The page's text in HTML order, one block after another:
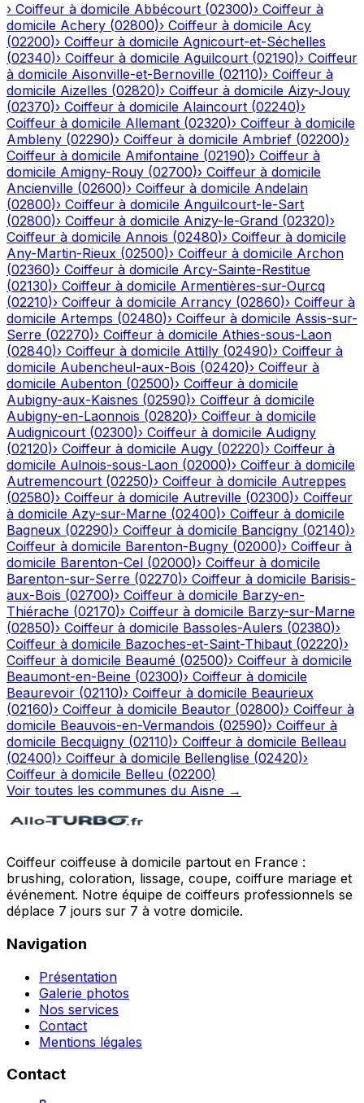
› Coiffeur à domicile Abbécourt (02300)› Coiffeur à
domicile Achery (02800)› Coiffeur à domicile Acy
(02200)› Coiffeur à domicile Agnicourt-et-Séchelles
(02340)› Coiffeur à domicile Aguilcourt (02190)› Coiffeur
à domicile Aisonville-et-Bernoville (02110)› Coiffeur à
domicile Aizelles (02820)› Coiffeur à domicile Aizy-Jouy
(02370)› Coiffeur à domicile Alaincourt (02240)›
Coiffeur à domicile Allemant (02320)› Coiffeur à domicile
Ambleny (02290)› Coiffeur à domicile Ambrief (02200)›
Coiffeur à domicile Amifontaine (02190)› Coiffeur à
domicile Amigny-Rouy (02700)› Coiffeur à domicile
Ancienville (02600)› Coiffeur à domicile Andelain
(02800)› Coiffeur à domicile Anguilcourt-le-Sart
(02800)› Coiffeur à domicile Anizy-le-Grand (02320)›
Coiffeur à domicile Annois (02480)› Coiffeur à domicile
Any-Martin-Rieux (02500)› Coiffeur à domicile Archon
(02360)› Coiffeur à domicile Arcy-Sainte-Restitue
(02130)› Coiffeur à domicile Armentières-sur-Ourcq
(02210)› Coiffeur à domicile Arrancy (02860)› Coiffeur à
domicile Artemps (02480)› Coiffeur à domicile Assis-sur-
Serre (02270)› Coiffeur à domicile Athies-sous-Laon
(02840)› Coiffeur à domicile Attilly (02490)› Coiffeur à
domicile Aubencheul-aux-Bois (02420)› Coiffeur à
domicile Aubenton (02500)› Coiffeur à domicile
Aubigny-aux-Kaisnes (02590)› Coiffeur à domicile
Aubigny-en-Laonnois (02820)› Coiffeur à domicile
Audignicourt (02300)› Coiffeur à domicile Audigny
(02120)› Coiffeur à domicile Augy (02220)› Coiffeur à
domicile Aulnois-sous-Laon (02000)› Coiffeur à domicile
Autremencourt (02250)› Coiffeur à domicile Autreppes
(02580)› Coiffeur à domicile Autreville (02300)› Coiffeur
à domicile Azy-sur-Marne (02400)› Coiffeur à domicile
Bagneux (02290)› Coiffeur à domicile Bancigny (02140)›
Coiffeur à domicile Barenton-Bugny (02000)› Coiffeur à
domicile Barenton-Cel (02000)› Coiffeur à domicile
Barenton-sur-Serre (02270)› Coiffeur à domicile Barisis-
aux-Bois (02700)› Coiffeur à domicile Barzy-en-
Thiérache (02170)› Coiffeur à domicile Barzy-sur-Marne
(02850)› Coiffeur à domicile Bassoles-Aulers (02380)›
Coiffeur à domicile Bazoches-et-Saint-Thibaut (02220)›
Coiffeur à domicile Beaumé (02500)› Coiffeur à domicile
Beaumont-en-Beine (02300)› Coiffeur à domicile
Beaurevoir (02110)› Coiffeur à domicile Beaurieux
(02160)› Coiffeur à domicile Beautor (02800)› Coiffeur à
domicile Beauvois-en-Vermandois (02590)› Coiffeur à
domicile Becquigny (02110)› Coiffeur à domicile Belleau
(02400)› Coiffeur à domicile Bellenglise (02420)›
Coiffeur à domicile Belleu (02200)
Voir toutes les communes du Aisne →
Coiffeur coiffeuse à domicile partout en France :
brushing, coloration, lissage, coupe, coiffure mariage et
événement. Notre équipe de coiffeurs professionnels se
déplace 7 jours sur 7 à votre domicile.
Navigation
Présentation
Galerie photos
Nos services
Contact
Mentions légales
Contact